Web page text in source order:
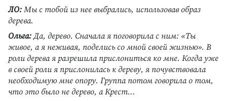
ЛО: Мы с тобой из нее выбрались, использовав образ
дерева.
Ольга:Да, дерево. Сначала я поговорила с ним: «Ты
живое, а я неживая, поделись со мной своей жизнью». В
роли дерева я разрешила прислониться ко мне. Когда уже
в своей роли я прислонилась к дереву, я почувствовала
необходимую мне опору. Группа потом говорила о том,
что это было не дерево, а Крест…